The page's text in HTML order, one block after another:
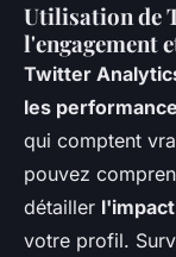
Utilisation de
l'engagement
Twitter
les
qui comptent
pouvez
détailler
votre profil.